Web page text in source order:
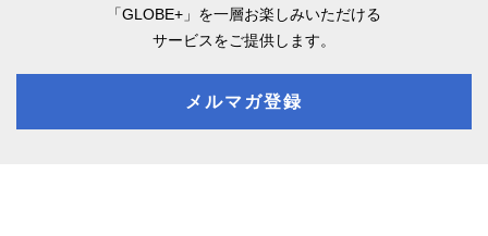
「GLOBE+」を一層お楽しみいただける
サービスをご提供します。
メルマガ登録